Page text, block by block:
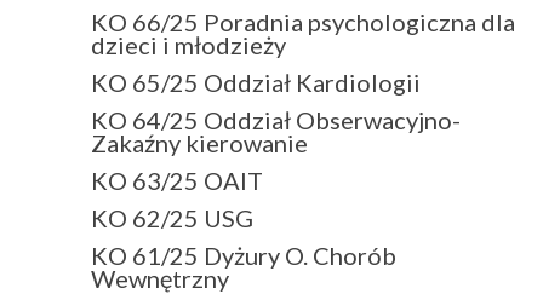
KO 66/25 Poradnia psychologiczna dla
dzieci i młodzieży
KO 65/25 Oddział Kardiologii
KO 64/25 Oddział Obserwacyjno-
Zakaźny kierowanie
KO 63/25 OAIT
KO 62/25 USG
KO 61/25 Dyżury O. Chorób
Wewnętrzny